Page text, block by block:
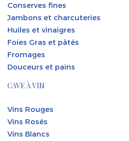
Conserves fines
Jambons et charcuteries
Huiles et vinaigres
Foies Gras et pâtés
Fromages
Douceurs et pains
CAVE À VIN
Vins Rouges
Vins Rosés
Vins Blancs